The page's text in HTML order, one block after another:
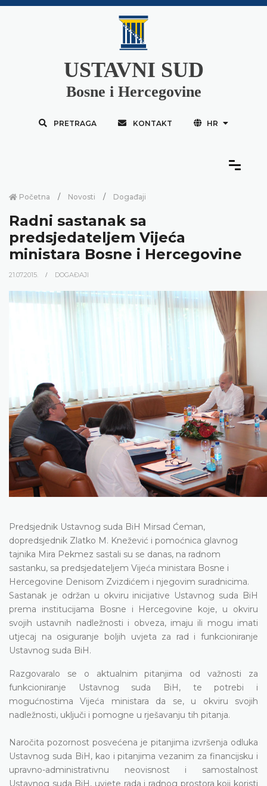
USTAVNI SUD
Bosne i Hercegovine
PRETRAGA KONTAKT HR
Početna Novosti Događaji
Radni sastanak sa
predsjedateljem Vijeća
ministara Bosne i Hercegovine
21.07.2015. DOGAĐAJI
Predsjednik Ustavnog suda BiH Mirsad Ćeman,
dopredsjednik Zlatko M. Knežević i pomoćnica glavnog
tajnika Mira Pekmez sastali su se danas, na radnom
sastanku, sa predsjedateljem Vijeća ministara Bosne i
Hercegovine Denisom Zvizdićem i njegovim suradnicima.
Sastanak je održan u okviru inicijative Ustavnog suda BiH
prema institucijama Bosne i Hercegovine koje, u okviru
svojih ustavnih nadležnosti i obveza, imaju ili mogu imati
utjecaj na osiguranje boljih uvjeta za rad i funkcioniranje
Ustavnog suda BiH.
Razgovaralo se o aktualnim pitanjima od važnosti za
funkcioniranje Ustavnog suda BiH, te potrebi i
mogućnostima Vijeća ministara da se, u okviru svojih
nadležnosti, uključi i pomogne u rješavanju tih pitanja.
Naročita pozornost posvećena je pitanjima izvršenja odluka
Ustavnog suda BiH, kao i pitanjima vezanim za financijsku i
upravno-administrativnu neovisnost i samostalnost
Ustavnog suda BiH, uvjete rada i radnog prostora koji koristi